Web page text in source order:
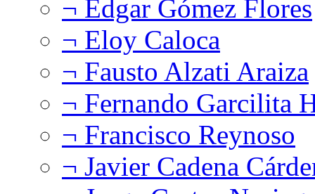
¬ Edgar Gómez Flores
¬ Eloy Caloca
¬ Fausto Alzati Araiza
¬ Fernando Garcilita
¬ Francisco Reynoso
¬ Javier Cadena